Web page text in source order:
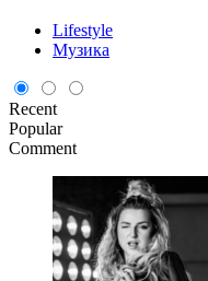
Lifestyle
Музика
Recent
Popular
Comment